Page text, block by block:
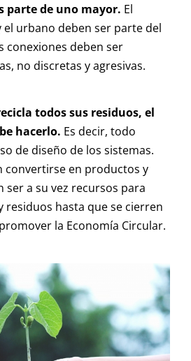
parte de uno mayor. El
urbano deben ser parte del
conexiones deben ser
no discretas y agresivas.
todos sus residuos, el
hacerlo. Es decir, todo
de diseño de los sistemas.
convertirse en productos y
ser a su vez recursos para
residuos hasta que se cierren
la Economía Circular.